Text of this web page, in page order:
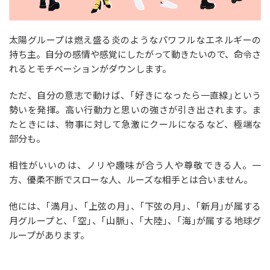
太陽グループは燃え盛る炎のようなパワフルなエネルギーの
持ち主。自分の感情や感覚にしたがって動きたいので、命令さ
れるとモチベーションがダウンします。
ただ、自分の意志で動けば、｢好きになったら一直線｣という
勢いを発揮。高い行動力と思いの強さが引き出されます。ま
たときには、物事に対して急激にクールになるなど、極端な
部分も。
相性がいいのは、ノリや趣味が合う人や尊敬できる人。一
方、優柔不断でスローな人、ルーズな相手とは合いません。
他には、｢満月｣、｢上弦の月｣、｢下弦の月｣、｢新月｣が属する
月グループと、｢空｣、｢山脈｣、｢大陸｣、｢海｣が属する地球グ
ループがあります。